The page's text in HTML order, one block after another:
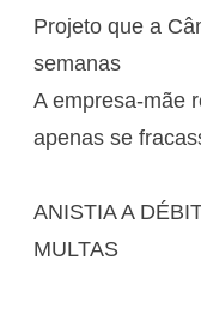
Projeto que a
semanas
A empresa-mãe
apenas se
ANISTIA A
MULTAS